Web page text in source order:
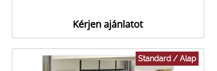
Kérjen ajánlatot
Standard / Alap